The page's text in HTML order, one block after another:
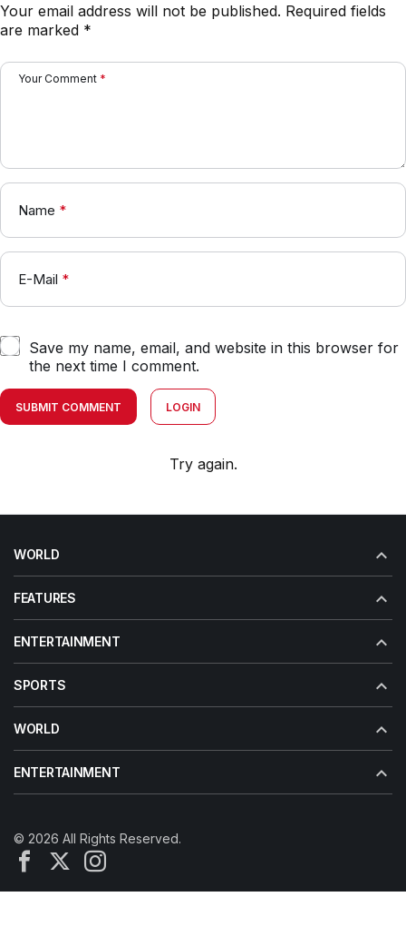
Your email address will not be published. Required fields
are marked *
Your Comment *
Name *
E-Mail *
Save my name, email, and website in this browser for
the next time I comment.
SUBMIT COMMENT LOGIN
Try again.
WORLD
FEATURES
ENTERTAINMENT
SPORTS
WORLD
ENTERTAINMENT
© 2026 All Rights Reserved.